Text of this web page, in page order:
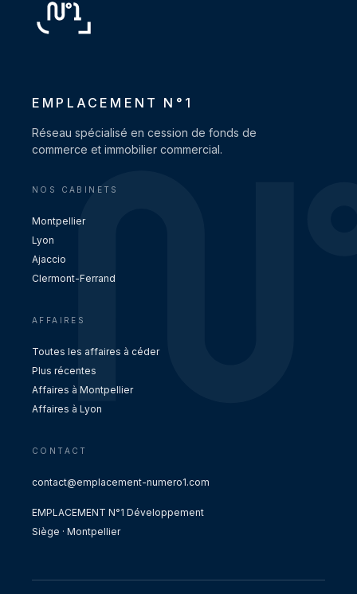
EMPLACEMENT N°1
Réseau spécialisé en cession de fonds de
commerce et immobilier commercial.
NOS CABINETS
Montpellier
Lyon
Ajaccio
Clermont-Ferrand
AFFAIRES
Toutes les affaires à céder
Plus récentes
Affaires à Montpellier
Affaires à Lyon
CONTACT
contact@emplacement-numero1.com
EMPLACEMENT N°1 Développement
Siège · Montpellier